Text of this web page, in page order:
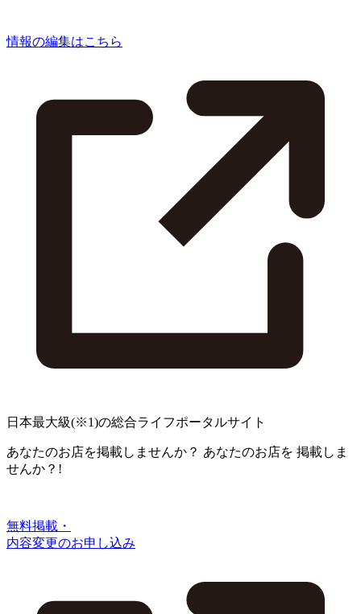
情報の編集はこちら
日本最大級(※1)の総合ライフポータルサイト
あなたのお店を掲載しませんか？ あなたのお店を 掲載しま
せんか？!
無料掲載・
内容変更のお申し込み